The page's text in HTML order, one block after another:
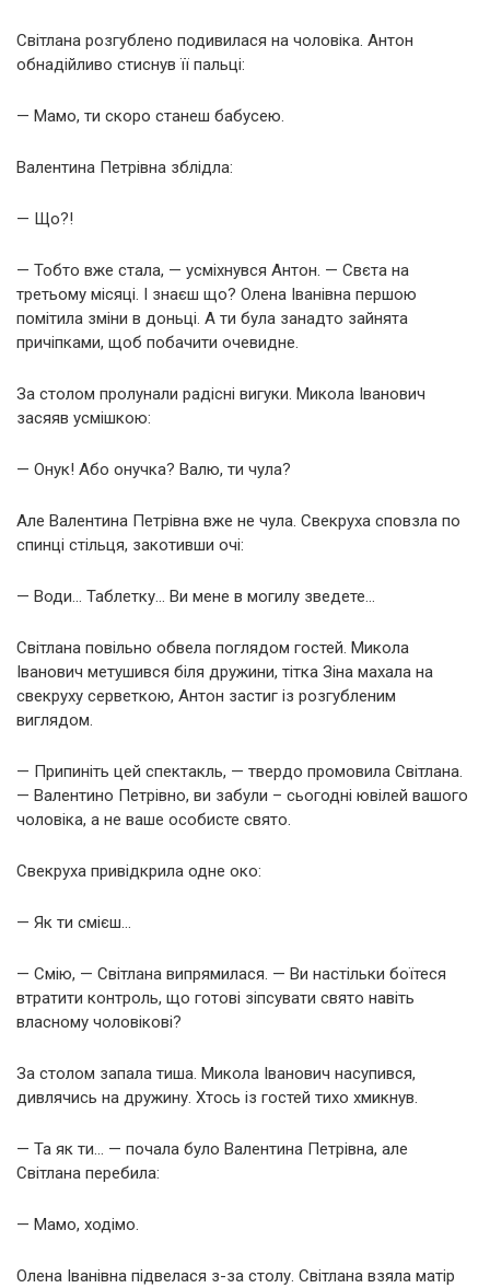
Світлана розгублено подивилася на чоловіка. Антон
обнадійливо стиснув її пальці:
— Мамо, ти скоро станеш бабусею.
Валентина Петрівна зблідла:
— Що?!
— Тобто вже стала, — усміхнувся Антон. — Свєта на
третьому місяці. І знаєш що? Олена Іванівна першою
помітила зміни в доньці. А ти була занадто зайнята
причіпками, щоб побачити очевидне.
За столом пролунали радісні вигуки. Микола Іванович
засяяв усмішкою:
— Онук! Або онучка? Валю, ти чула?
Але Валентина Петрівна вже не чула. Свекруха сповзла по
спинці стільця, закотивши очі:
— Води… Таблетку… Ви мене в могилу зведете…
Світлана повільно обвела поглядом гостей. Микола
Іванович метушився біля дружини, тітка Зіна махала на
свекруху серветкою, Антон застиг із розгубленим
виглядом.
— Припиніть цей спектакль, — твердо промовила Світлана.
— Валентино Петрівно, ви забули – сьогодні ювілей вашого
чоловіка, а не ваше особисте свято.
Свекруха привідкрила одне око:
— Як ти смієш…
— Смію, — Світлана випрямилася. — Ви настільки боїтеся
втратити контроль, що готові зіпсувати свято навіть
власному чоловікові?
За столом запала тиша. Микола Іванович насупився,
дивлячись на дружину. Хтось із гостей тихо хмикнув.
— Та як ти… — почала було Валентина Петрівна, але
Світлана перебила:
— Мамо, ходімо.
Олена Іванівна підвелася з-за столу. Світлана взяла матір